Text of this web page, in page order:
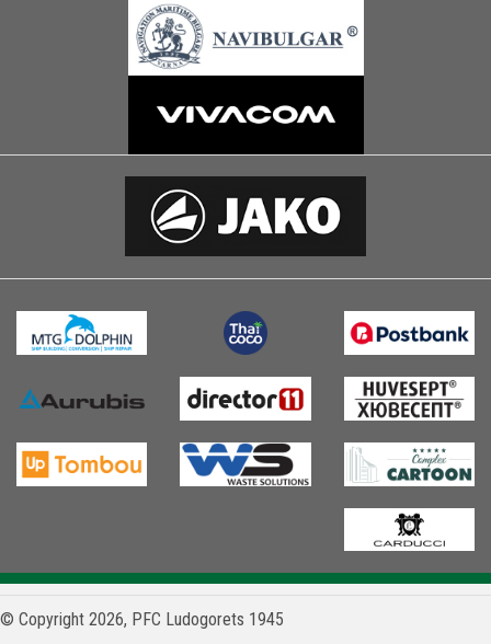
© Copyright 2026, PFC Ludogorets 1945